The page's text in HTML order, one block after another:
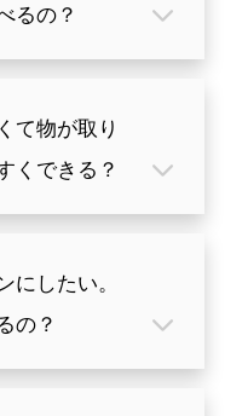
。
道が止まりま
るの？
目安は、『身
います。標準的
て物が取り
くできる？
にしたい。
の？